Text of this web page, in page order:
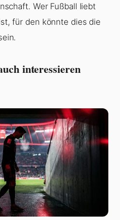
Wer Fußball liebt
für den könnte dies die
interessieren